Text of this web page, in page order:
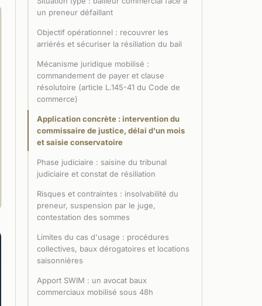
un preneur défaillant
Objectif opérationnel : recouvrer les
arriérés et sécuriser la résiliation du bail
Mécanisme juridique mobilisé :
commandement de payer et clause
résolutoire (article L.145-41 du Code de
commerce)
Application concrète : intervention du
commissaire de justice, délai d'un mois
et saisie conservatoire
Phase judiciaire : saisine du tribunal
judiciaire et constat de résiliation
Risques et contraintes : insolvabilité du
preneur, suspension par le juge,
contestation des sommes
Limites du cas d'usage : procédures
collectives, baux dérogatoires et locations
saisonnières
Apport SWIM : un avocat baux
commerciaux mobilisé sous 48h